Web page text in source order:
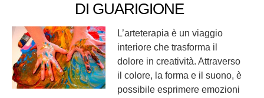
DI GUARIGIONE
L’arteterapia è un viaggio
interiore che trasforma il
dolore in creatività. Attraverso
il colore, la forma e il suono, è
possibile esprimere emozioni